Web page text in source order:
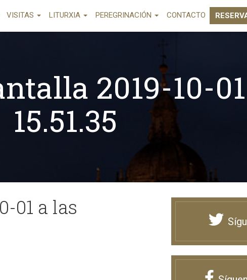
VISITAS LITURXIA PEREGRINACIÓN CONTACTO
2019-10-
15.51.35
01 a las